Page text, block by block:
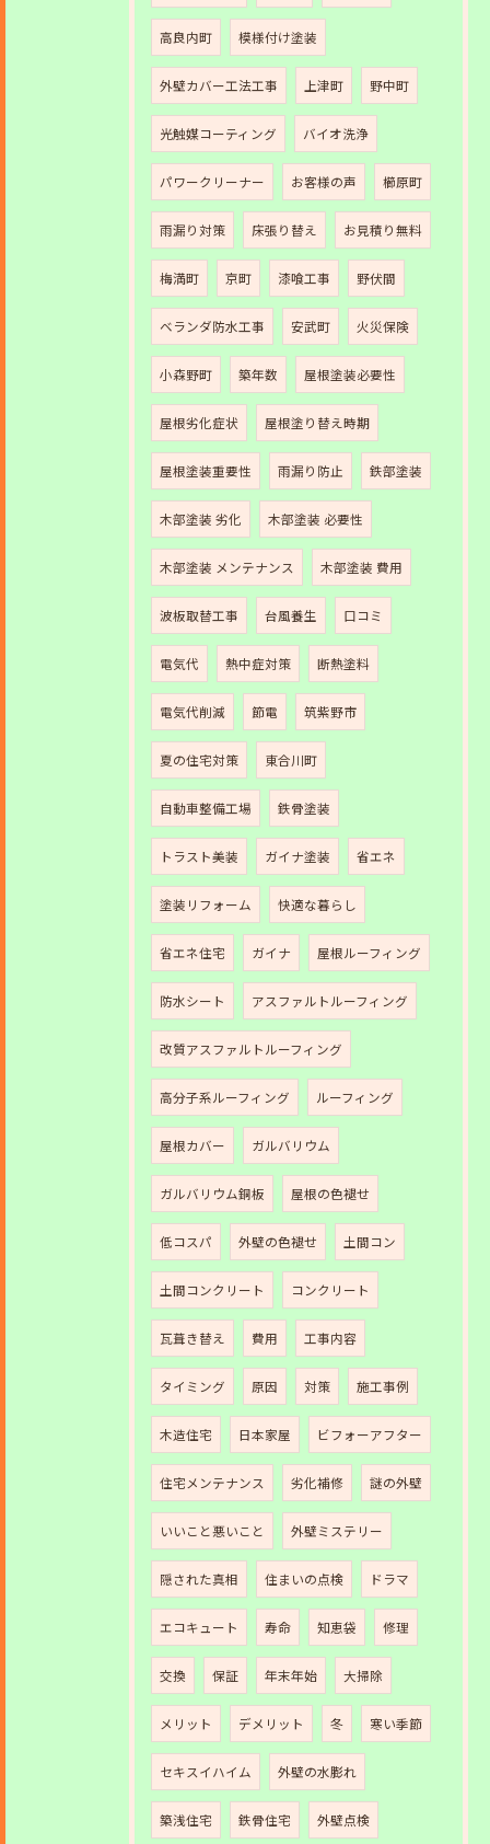
高良内町 模様付け塗装
外壁カバー工法工事 上津町 野中町
光触媒コーティング バイオ洗浄
パワークリーナー お客様の声 櫛原町
雨漏り対策 床張り替え お見積り無料
梅満町 京町 漆喰工事 野伏間
ベランダ防水工事 安武町 火災保険
小森野町 築年数 屋根塗装必要性
屋根劣化症状 屋根塗り替え時期
屋根塗装重要性 雨漏り防止 鉄部塗装
木部塗装 劣化 木部塗装 必要性
木部塗装 メンテナンス 木部塗装 費用
波板取替工事 台風養生 口コミ
電気代 熱中症対策 断熱塗料
電気代削減 節電 筑紫野市
夏の住宅対策 東合川町
自動車整備工場 鉄骨塗装
トラスト美装 ガイナ塗装 省エネ
塗装リフォーム 快適な暮らし
省エネ住宅 ガイナ 屋根ルーフィング
防水シート アスファルトルーフィング
改質アスファルトルーフィング
高分子系ルーフィング ルーフィング
屋根カバー ガルバリウム
ガルバリウム銅板 屋根の色褪せ
低コスパ 外壁の色褪せ 土間コン
土間コンクリート コンクリート
瓦葺き替え 費用 工事内容
タイミング 原因 対策 施工事例
木造住宅 日本家屋 ビフォーアフター
住宅メンテナンス 劣化補修 謎の外壁
いいこと悪いこと 外壁ミステリー
隠された真相 住まいの点検 ドラマ
エコキュート 寿命 知恵袋 修理
交換 保証 年末年始 大掃除
メリット デメリット 冬 寒い季節
セキスイハイム 外壁の水膨れ
築浅住宅 鉄骨住宅 外壁点検